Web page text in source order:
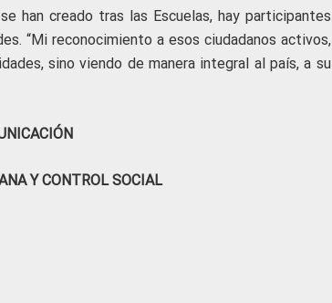
han creado tras las Escuelas, hay participantes
“Mi reconocimiento a esos ciudadanos activos,
sino viendo de manera integral al país, a su
Y CONTROL SOCIAL